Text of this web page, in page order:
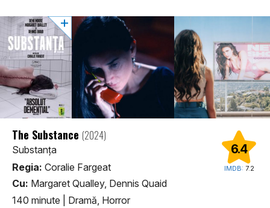
6.4
IMDB: 7.2
The Substance (2024)
Substanța
Regia: Coralie Fargeat
Cu: Margaret Qualley, Dennis Quaid
140 minute
Dramă, Horror